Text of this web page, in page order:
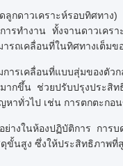
ลูกดาวเคราะห์รอบทิศทา
ารทำงาน ทั้งจานดาวเค
ถเคลื่อนที่ในทิศทางเต็มข
การเคลื่อนที่แบบสุ่มของ
ากขึ้น ช่วยปรับปรุงประสิ
าทั่วไป เช่น การตกตะกอ
ย่างในห้องปฏิบัติการ กา
ขั้นสูง ซึ่งให้ประสิทธิภาพที่